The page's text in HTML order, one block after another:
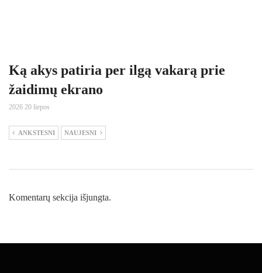
Ką akys patiria per ilgą vakarą prie
žaidimų ekrano
2026 20 liepos
ANKSTESNI NAUJESNI
Komentarų sekcija išjungta.